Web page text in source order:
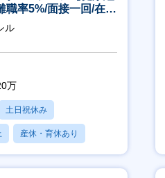
職率5%/面接一回/在宅
案件多数】
ル
万
土日祝休み
産休・育休あり
内